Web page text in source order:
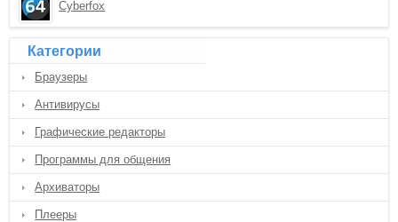
Cyberfox
Категории
Браузеры
Антивирусы
Графические редакторы
Программы для общения
Архиваторы
Плееры